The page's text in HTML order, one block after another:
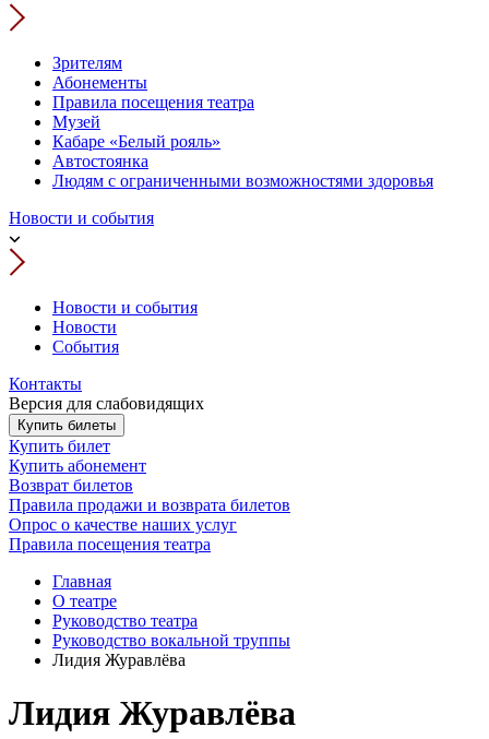
Зрителям
Абонементы
Правила посещения театра
Музей
Кабаре «Белый рояль»
Автостоянка
Людям с ограниченными возможностями здоровья
Новости и события
Новости и события
Новости
События
Контакты
Версия для слабовидящих
Купить билеты
Купить билет
Купить абонемент
Возврат билетов
Правила продажи и возврата билетов
Опрос о качестве наших услуг
Правила посещения театра
Главная
О театре
Руководство театра
Руководство вокальной труппы
Лидия Журавлёва
Лидия Журавлёва